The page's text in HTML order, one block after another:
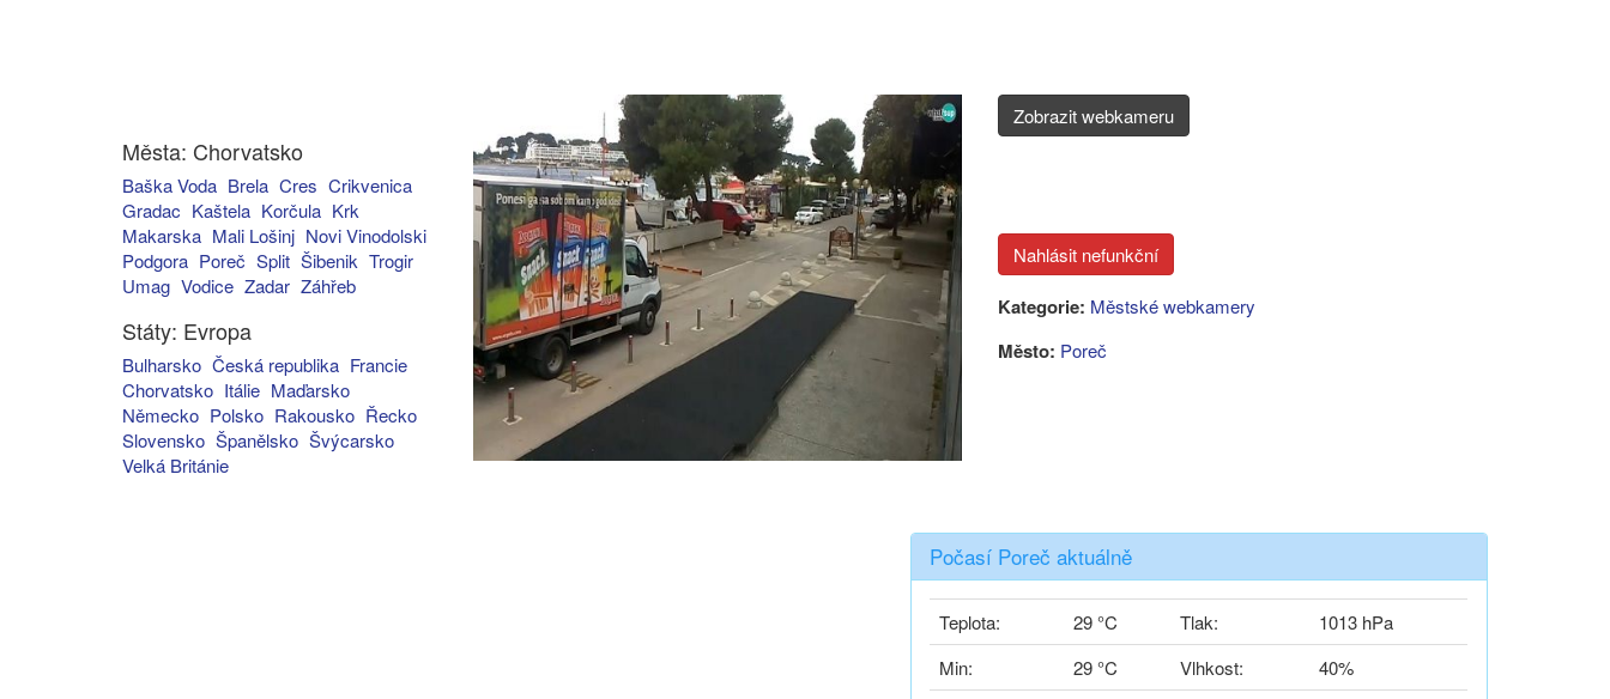
Města: Chorvatsko
Baška Voda Brela Cres Crikvenica
Gradac Kaštela Korčula Krk
Makarska Mali Lošinj Novi Vinodolski
Podgora Poreč Split Šibenik Trogir
Umag Vodice Zadar Záhřeb
Státy: Evropa
Bulharsko Česká republika Francie
Chorvatsko Itálie Maďarsko
Německo Polsko Rakousko Řecko
Slovensko Španělsko Švýcarsko
Velká Británie
Zobrazit webkameru
Kategorie: Městské webkamery
Město: Poreč
Počasí Poreč aktuálně
Teplota: 29 °C Tlak:
1013 hPa
Min:
29 °C Vlhkost:
40%